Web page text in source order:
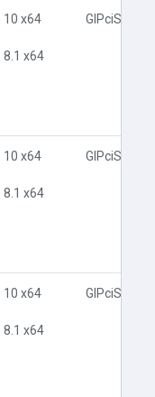
10 x64
8.1 x64
GlPciSD.inf
10 x64
8.1 x64
GlPciSD.inf
10 x64
8.1 x64
GlPciSD.inf